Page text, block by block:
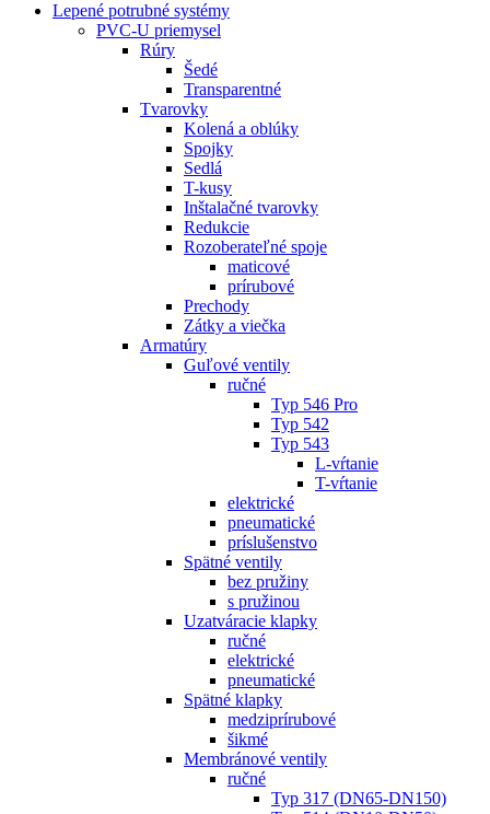
Lepené potrubné systémy
PVC-U priemysel
Rúry
Šedé
Transparentné
Tvarovky
Kolená a oblúky
Spojky
Sedlá
T-kusy
Inštalačné tvarovky
Redukcie
Rozoberateľné spoje
maticové
prírubové
Prechody
Zátky a viečka
Armatúry
Guľové ventily
ručné
Typ 546 Pro
Typ 542
Typ 543
L-vŕtanie
T-vŕtanie
elektrické
pneumatické
príslušenstvo
Spätné ventily
bez pružiny
s pružinou
Uzatváracie klapky
ručné
elektrické
pneumatické
Spätné klapky
medziprírubové
šikmé
Membránové ventily
ručné
Typ 317 (DN65-DN150)